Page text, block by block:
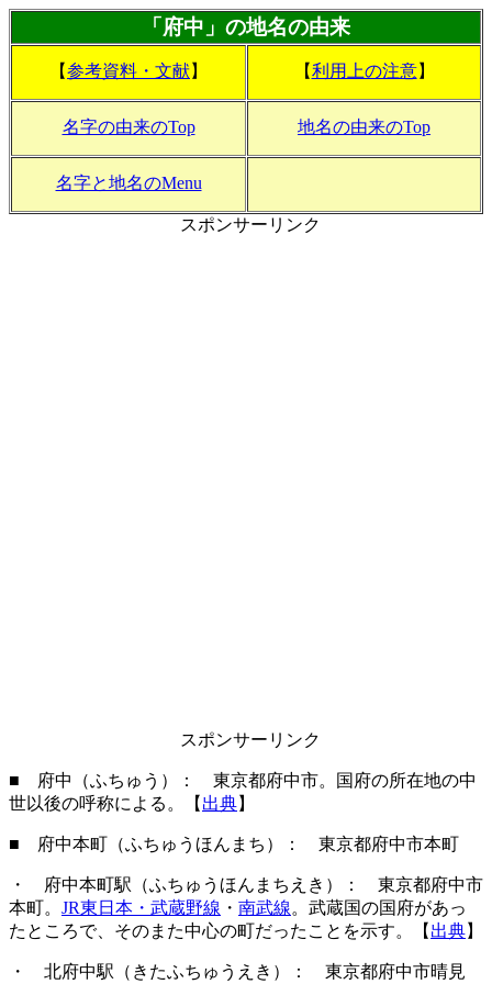
「府中」の地名の由来
【参考資料・文献】 【利用上の注意】
名字の由来のTop 地名の由来のTop
名字と地名のMenu
スポンサーリンク
スポンサーリンク
■ 府中（ふちゅう）： 東京都府中市。国府の所在地の中
世以後の呼称による。【 出典】
■ 府中本町（ふちゅうほんまち）： 東京都府中市本町
・ 府中本町駅（ふちゅうほんまちえき）： 東京都府中市
本町。 JR東日本・武蔵野線 ・ 南武線。武蔵国の国府があっ
たところで、そのまた中心の町だったことを示す。【 出典】
・ 北府中駅（きたふちゅうえき）： 東京都府中市晴見